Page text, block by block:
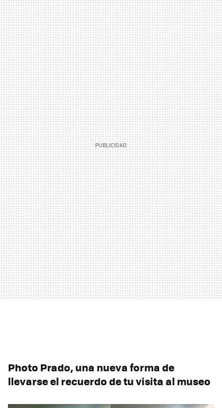
Photo Prado, una nueva forma de
llevarse el recuerdo de tu visita al museo